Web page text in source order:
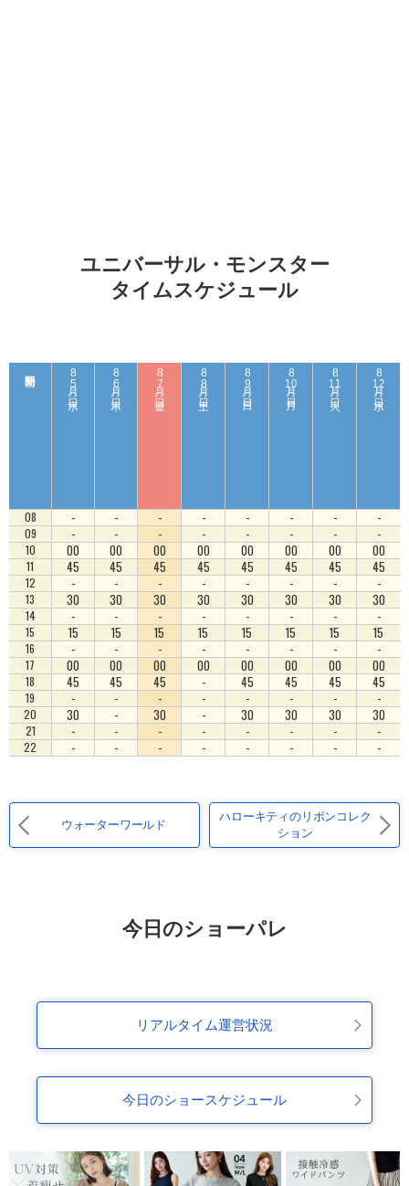
ユニバーサル・モンスター
タイムスケジュール
8
5
日（ 水 ）
8
6
日（ 木 ）
8
7
日（ 金 ）
8
8
日（ 土 ）
8
9
日（ 日 ）
8
10
日（ 月 ）
8
11
日（ 火 ）
8
12
日（ 水 ）
08 - - - - - - - -
09 - - - - - - - -
10 00 00 00 00 00 00 00 00
11 45 45 45 45 45 45 45 45
12 - - - - - - - -
13 30 30 30 30 30 30 30 30
14 - - - - - - - -
15 15 15 15 15 15 15 15 15
16 - - - - - - - -
17 00 00 00 00 00 00 00 00
18 45 45 45 - 45 45 45 45
19 - - - - - - - -
20 30 - 30 - 30 30 30 30
21 - - - - - - - -
22 - - - - - - - -
ウォーターワールド
ハローキティのリボンコレク
ション
今日のショーパレ
リアルタイム運営状況
今日のショースケジュール